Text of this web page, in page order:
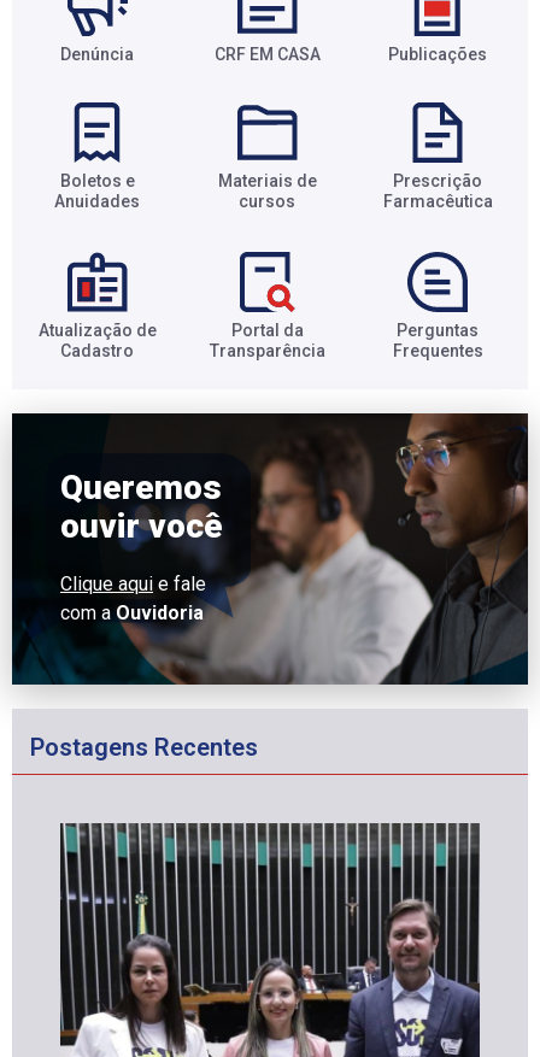
Denúncia CRF EM CASA Publicações
Boletos e
Anuidades​
Materiais de
cursos​
Prescrição
Farmacêutica​
Atualização de
Cadastro​
Portal da
Transparência​
Perguntas
Frequentes​
Queremos
ouvir você
Clique aqui e fale
com a Ouvidoria
Postagens Recentes